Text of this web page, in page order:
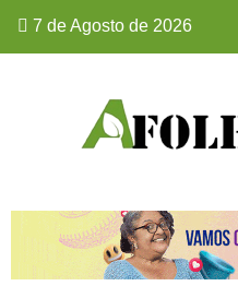
7 de Agosto de 2026